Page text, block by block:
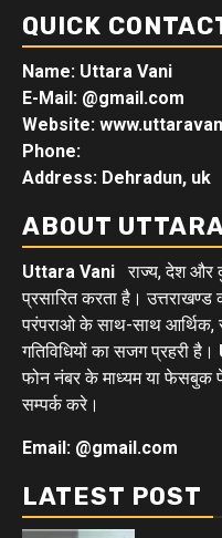
QUICK
Name: Uttara Vani
E-Mail: @gmail.com
Website:
Phone:
Address: Dehradun, uk
ABOUT
Uttara Vani राज्य, देश और
प्रसारित करता है।
परंपराओ के साथ-साथ आर्थिक,
गतिविधियों का सजग प्रहरी है।
फोन नंबर के माध्यम या फेसबुक
सम्पर्क करे।
Email: @gmail.com
LATEST POST